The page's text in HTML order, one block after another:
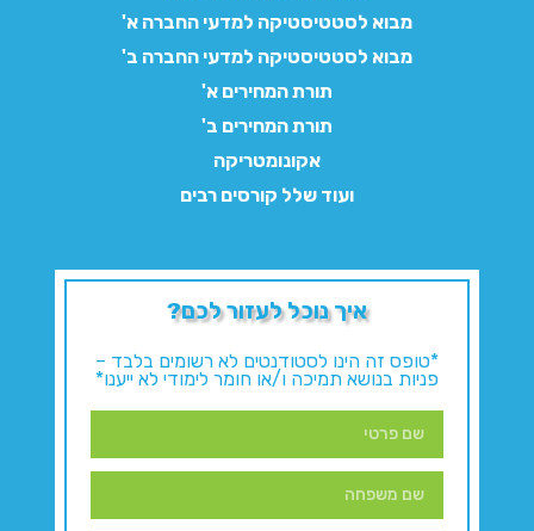
מבוא לסטטיסטיקה למדעי החברה א'
מבוא לסטטיסטיקה למדעי החברה ב'
תורת המחירים א'
תורת המחירים ב'
אקונומטריקה
ועוד שלל קורסים רבים
איך נוכל לעזור לכם?
*טופס זה הינו לסטודנטים לא רשומים בלבד –
פניות בנושא תמיכה ו/או חומר לימודי לא ייענו*